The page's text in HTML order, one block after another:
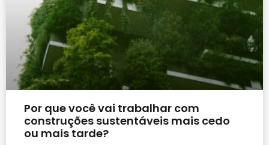
Por que você vai trabalhar com
construções sustentáveis mais cedo
ou mais tarde?